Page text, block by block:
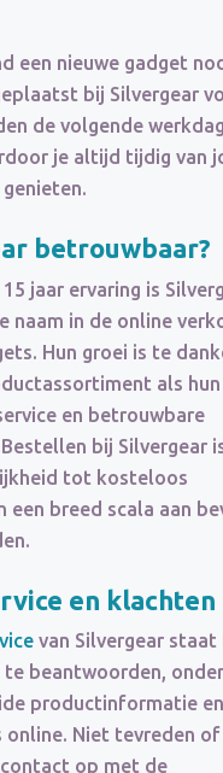
een nieuwe gadget
bij Silvergear
de volgende
je altijd tijdig van
betrouwbaar?
jaar ervaring is
naam in de online
Hun groei is te
als hun
en betrouwbare
bij Silvergear
tot kosteloos
een breed scala aan
en klachten
van Silvergear staat
te beantwoorden,
productinformatie en
Niet tevreden of
contact op met de